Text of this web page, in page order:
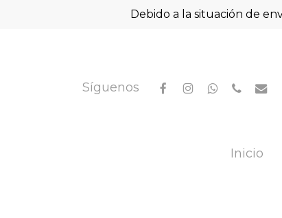
Debido a la situación de
Síguenos facebookinstagram
whatsapp
phoneemail
Inicio